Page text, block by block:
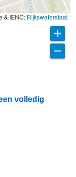
& IENC: Rijkswaterstaat
volledig